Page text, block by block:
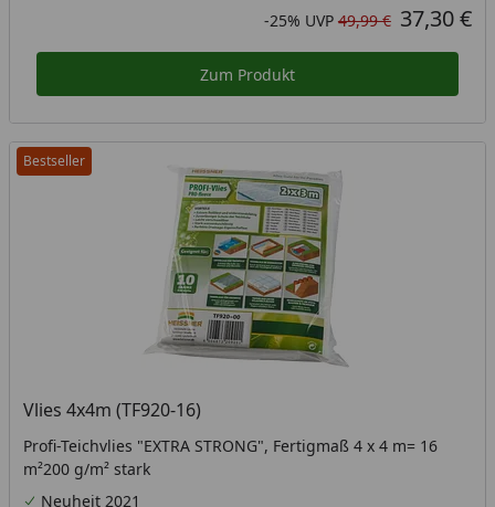
Rabatt in Prozent
-25%
Ursprünglicher Preis
UVP 49,99 €
Aktueller Preis 37,30 €
Zum Produkt
Bestseller
Vlies 4x4m (TF920-16)
Profi-Teichvlies "EXTRA STRONG", Fertigmaß 4 x 4 m= 16
m²200 g/m² stark
Neuheit 2021